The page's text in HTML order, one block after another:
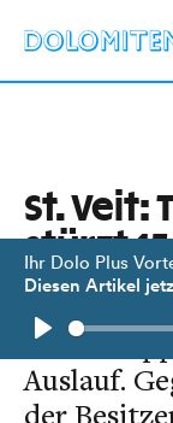
Ihr Dolo Plus
Diesen Artikel
Play
St. Veit:
stürzt
Drei
Auslauf.
der